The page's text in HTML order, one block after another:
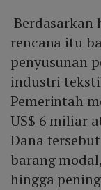
Berdasarkan
rencana itu
penyusunan
industri
Pemerintah
US$ 6 miliar
Dana
barang
hingga